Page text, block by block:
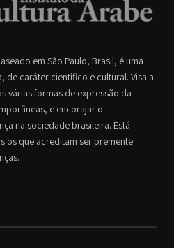
em São Paulo, Brasil, é uma
de caráter científico e cultural. Visa a
várias formas de expressão da
e encorajar o
na sociedade brasileira. Está
os que acreditam ser premente